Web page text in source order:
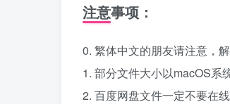
注意事项：
0. 繁体中文的朋友请注意，
1. 部分文件大小以macOS系
2. 百度网盘文件一定不要在